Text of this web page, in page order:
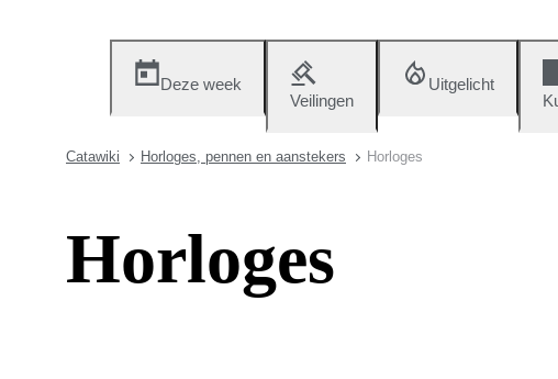
Deze week
Veilingen
Uitgelicht
Catawiki Horloges, pennen en aanstekers Horloges
Horloges